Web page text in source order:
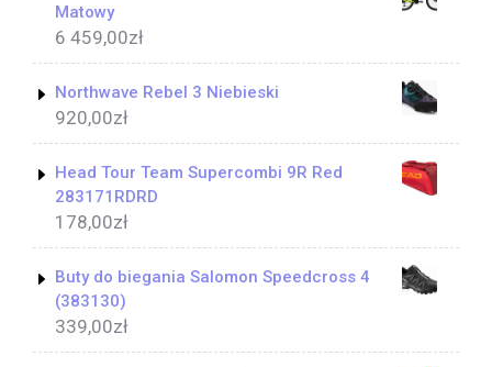
Matowy
6 459,00zł
Northwave Rebel 3 Niebieski
920,00zł
Head Tour Team Supercombi 9R Red
283171RDRD
178,00zł
Buty do biegania Salomon Speedcross 4
(383130)
339,00zł